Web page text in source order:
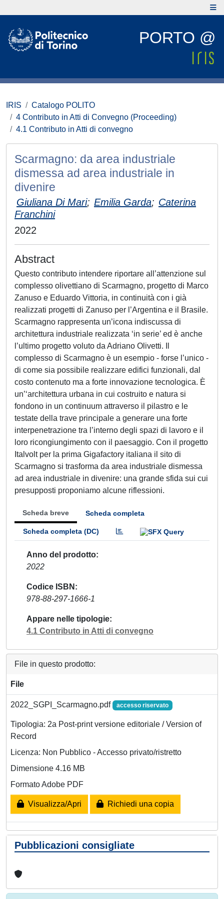
PORTO @
IRIS
Catalogo POLITO
4 Contributo in Atti di Convegno (Proceeding)
4.1 Contributo in Atti di convegno
Scarmagno: da area industriale
dismessa ad area industriale in
divenire
Giuliana Di Mari; Emilia Garda; Caterina
Franchini
2022
Abstract
Questo contributo intendere riportare all’attenzione sul
complesso olivettiano di Scarmagno, progetto di Marco
Zanuso e Eduardo Vittoria, in continuità con i già
realizzati progetti di Zanuso per l’Argentina e il Brasile.
Scarmagno rappresenta un’icona indiscussa di
architettura industriale realizzata ‘in serie’ ed è anche
l’ultimo progetto voluto da Adriano Olivetti. Il
complesso di Scarmagno è un esempio - forse l’unico -
di come sia possibile realizzare edifici funzionali, dal
costo contenuto ma a forte innovazione tecnologica. È
un’‘architettura urbana in cui costruito e natura si
fondono in un continuum attraverso il pilastro e le
testate della trave principale a generare una forte
interpenetrazione tra l’interno degli spazi di lavoro e il
loro ricongiungimento con il paesaggio. Con il progetto
Italvolt per la prima Gigafactory italiana il sito di
Scarmagno si trasforma da area industriale dismessa
ad area industriale in divenire: una grande sfida sui cui
presupposti proponiamo alcune riflessioni.
Scheda breve Scheda completa
Scheda completa (DC)
Anno del prodotto
2022
Codice ISBN
978-88-297-1666-1
Appare nelle tipologie
4.1 Contributo in Atti di convegno
File in questo prodotto:
File
2022_SGPI_Scarmagno.pdf accesso riservato
Tipologia: 2a Post-print versione editoriale / Version of
Record
Licenza: Non Pubblico - Accesso privato/ristretto
Dimensione 4.16 MB
Formato Adobe PDF
Visualizza/Apri Richiedi una copia
Pubblicazioni consigliate